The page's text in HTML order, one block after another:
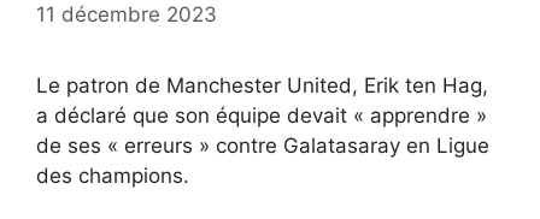
11 décembre 2023
Le patron de Manchester United, Erik ten Hag,
a déclaré que son équipe devait « apprendre »
de ses « erreurs » contre Galatasaray en Ligue
des champions.